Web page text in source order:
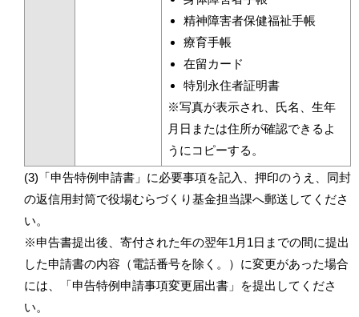
精神障害者保健福祉手帳
療育手帳
在留カード
特別永住者証明書
※写真が表示され、氏名、生年
月日または住所が確認できるよ
うにコピーする。
(3)「申告特例申請書」に必要事項を記入、押印のうえ、同封
の返信用封筒で役場むらづくり基金担当課へ郵送してくださ
い。
※申告書提出後、寄付された年の翌年1月1日までの間に提出
した申請書の内容（電話番号を除く。）に変更があった場合
には、「申告特例申請事項変更届出書」を提出してくださ
い。